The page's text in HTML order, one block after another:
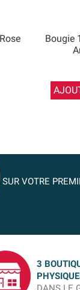
Bougie
SUR VOTRE
3